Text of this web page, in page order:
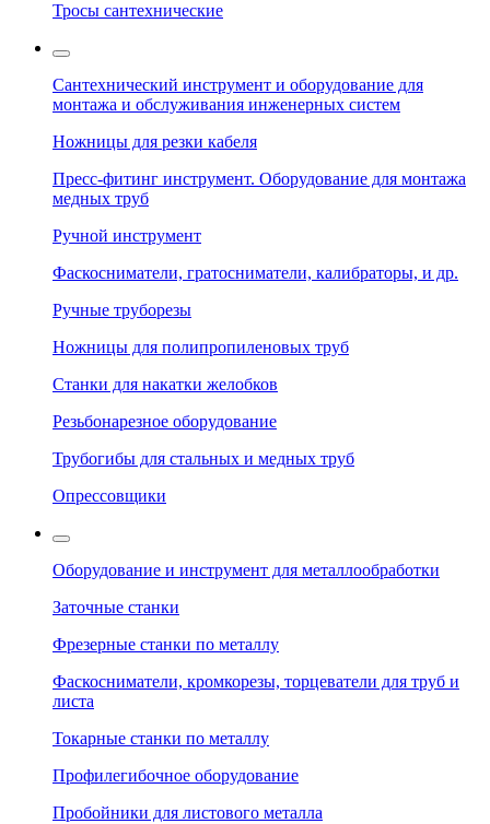
Тросы сантехнические
Сантехнический инструмент и оборудование для
монтажа и обслуживания инженерных систем
Ножницы для резки кабеля
Пресс-фитинг инструмент. Оборудование для монтажа
медных труб
Ручной инструмент
Фаскосниматели, гратосниматели, калибраторы, и др.
Ручные труборезы
Ножницы для полипропиленовых труб
Станки для накатки желобков
Резьбонарезное оборудование
Трубогибы для стальных и медных труб
Опрессовщики
Оборудование и инструмент для металлообработки
Заточные станки
Фрезерные станки по металлу
Фаскосниматели, кромкорезы, торцеватели для труб и
листа
Токарные станки по металлу
Профилегибочное оборудование
Пробойники для листового металла